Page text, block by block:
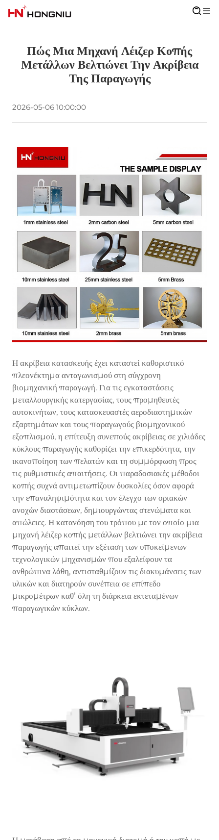
Πώς Μια Μηχανή Λέιζερ Κοπής
Μετάλλων Βελτιώνει Την Ακρίβεια
Της Παραγωγής
2026-05-06 10:00:00
Η ακρίβεια κατασκευής έχει καταστεί καθοριστικό
πλεονέκτημα ανταγωνισμού στη σύγχρονη
βιομηχανική παραγωγή. Για τις εγκαταστάσεις
μεταλλουργικής κατεργασίας, τους προμηθευτές
αυτοκινήτων, τους κατασκευαστές αεροδιαστημικών
εξαρτημάτων και τους παραγωγούς βιομηχανικού
εξοπλισμού, η επίτευξη συνεπούς ακρίβειας σε χιλιάδες
κύκλους παραγωγής καθορίζει την επικερδότητα, την
ικανοποίηση των πελατών και τη συμμόρφωση προς
τις ρυθμιστικές απαιτήσεις. Οι παραδοσιακές μέθοδοι
κοπής συχνά αντιμετωπίζουν δυσκολίες όσον αφορά
την επαναληψιμότητα και τον έλεγχο των οριακών
ανοχών διαστάσεων, δημιουργώντας στενώματα και
απώλειες. Η κατανόηση του τρόπου με τον οποίο μια
μηχανή λέιζερ κοπής μετάλλων βελτιώνει την ακρίβεια
παραγωγής απαιτεί την εξέταση των υποκείμενων
τεχνολογικών μηχανισμών που εξαλείφουν τα
ανθρώπινα λάθη, αντισταθμίζουν τις διακυμάνσεις των
υλικών και διατηρούν συνέπεια σε επίπεδο
μικρομέτρων καθ’ όλη τη διάρκεια εκτεταμένων
παραγωγικών κύκλων.